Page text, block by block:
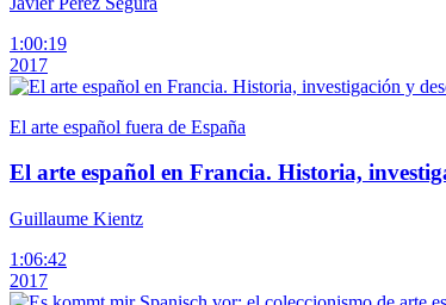
1:00:19
2017
El arte español fuera de España
El arte español en Francia. Historia,
Guillaume Kientz
1:06:42
2017